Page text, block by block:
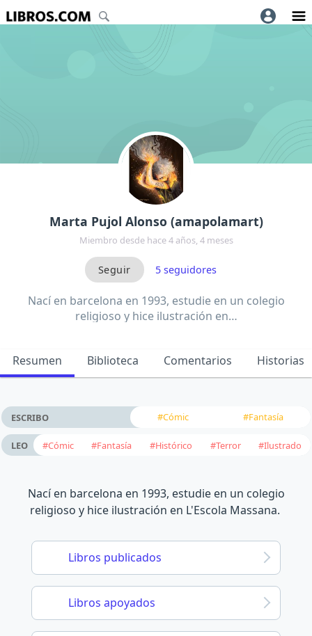
Marta Pujol Alonso (amapolamart)
Miembro desde hace 4 años, 4 meses
5seguidores
Nací en barcelona en 1993, estudie en un colegio
religioso y hice ilustración en…
Resumen Biblioteca Comentarios Historias
ESCRIBO #Cómic #Fantasía
LEO #Cómic #Fantasía #Histórico #Terror #Ilustrado
Nací en barcelona en 1993, estudie en un colegio
religioso y hice ilustración en L'Escola Massana.
Libros publicados
Libros apoyados